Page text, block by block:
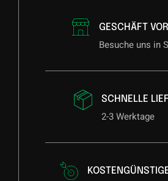
GESCHÄFT
Besuche uns in
SCHNELLE
2-3 Werktage